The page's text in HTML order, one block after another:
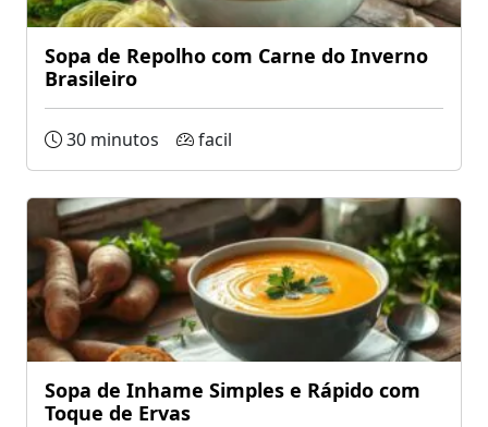
Sopa de Repolho com Carne do Inverno
Brasileiro
30 minutos facil
Sopa de Inhame Simples e Rápido com
Toque de Ervas